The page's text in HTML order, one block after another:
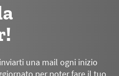
una mail ogni inizio